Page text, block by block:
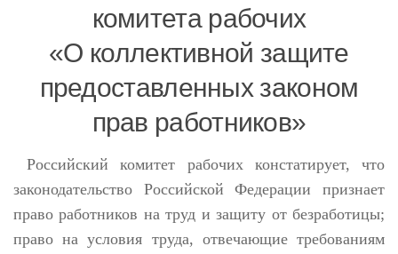
комитета рабочих
«О коллективной защите
предоставленных законом
прав работников»
Российский комитет рабочих констатирует, что
законодательство Российской Федерации признает
право работников на труд и защиту от безработицы;
право на условия труда, отвечающие требованиям